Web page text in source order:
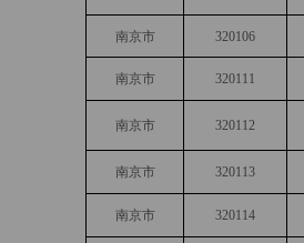
南京市 320106
南京市 320111
南京市 320112
南京市 320113
南京市 320114